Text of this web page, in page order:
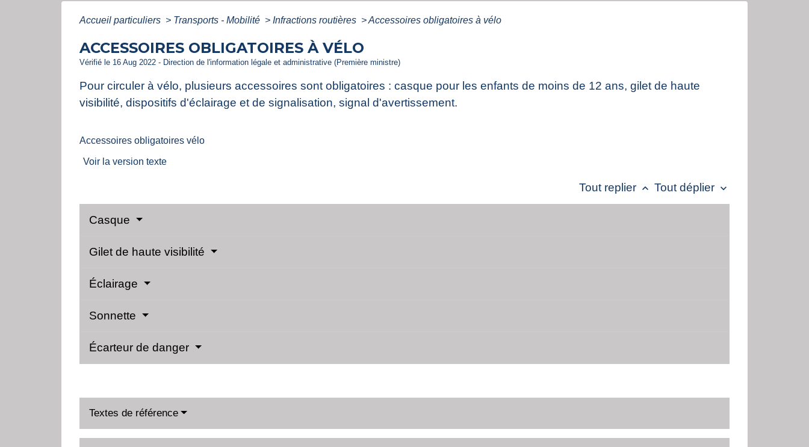
Accueil particuliers > Transports - Mobilité > Infractions routières >Accessoires obligatoires à vélo
ACCESSOIRES OBLIGATOIRES À VÉLO
Vérifié le 16 Aug 2022 - Direction de l'information légale et administrative (Première ministre)
Pour circuler à vélo, plusieurs accessoires sont obligatoires : casque pour les enfants de moins de 12 ans, gilet de haute
visibilité, dispositifs d'éclairage et de signalisation, signal d'avertissement.
Accessoires obligatoires vélo
Voir la version texte
Tout replier keyboard_arrow_up Tout déplier keyboard_arrow_down
Casque
Gilet de haute visibilité
Éclairage
Sonnette
Écarteur de danger
Textes de référence